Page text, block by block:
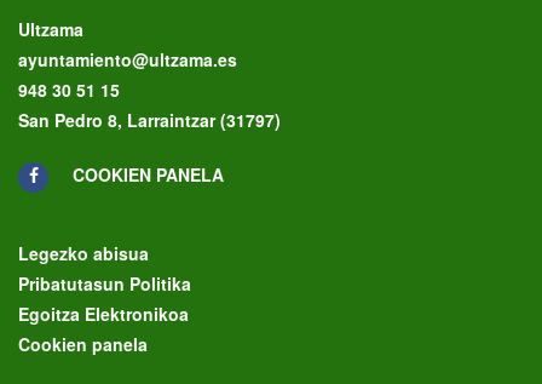
Ultzama
ayuntamiento@ultzama.es
948 30 51 15
San Pedro 8, Larraintzar (31797)
COOKIEN PANELA
Legezko abisua
Pribatutasun Politika
Egoitza Elektronikoa
Cookien panela